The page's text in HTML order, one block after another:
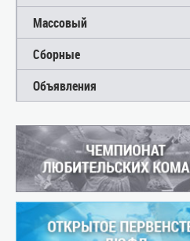
Массовый
Сборные
Объявления